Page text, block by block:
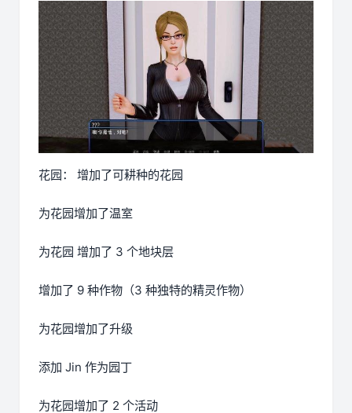
花园： 增加了可耕种的花园
为花园增加了温室
为花园 增加了 3 个地块层
增加了 9 种作物（3 种独特的精灵作物）
为花园增加了升级
添加 Jin 作为园丁
为花园增加了 2 个活动